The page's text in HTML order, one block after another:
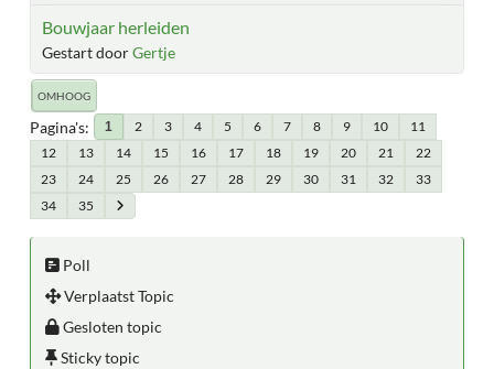
Bouwjaar herleiden
Gestart doorGertje
OMHOOG
Pagina's 1 2 3 4 5 6 7 8 9 10
11
12
13 14 15 16 17 18 19 20 21
22
23
24 25 26 27 28 29 30 31 32
33
34
35
Poll
Verplaatst Topic
Gesloten topic
Sticky topic